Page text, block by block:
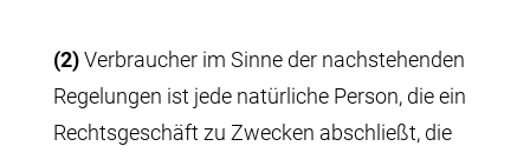
(2)Verbraucher im Sinne der nachstehenden
Regelungen ist jede natürliche Person, die ein
Rechtsgeschäft zu Zwecken abschließt, die